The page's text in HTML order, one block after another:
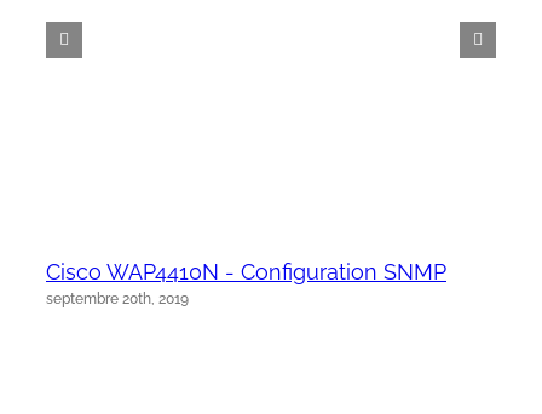
Cisco WAP4410N - Configuration SNMP
septembre 20th, 2019